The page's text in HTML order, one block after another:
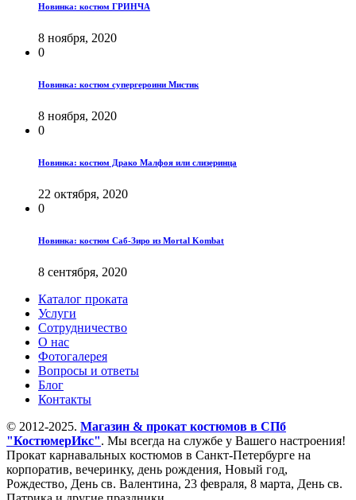
Новинка: костюм ГРИНЧА
8 ноября, 2020
0
Новинка: костюм супергероини Мистик
8 ноября, 2020
0
Новинка: костюм Драко Малфоя или слизеринца
22 октября, 2020
0
Новинка: костюм Саб-Зиро из Mortal Kombat
8 сентября, 2020
Каталог проката
Услуги
Сотрудничество
О нас
Фотогалерея
Вопросы и ответы
Блог
Контакты
© 2012-2025. Магазин & прокат костюмов в СПб
"КостюмерИкс". Мы всегда на службе у Вашего настроения!
Прокат карнавальных костюмов в Санкт-Петербурге на
корпоратив, вечеринку, день рождения, Новый год,
Рождество, День св. Валентина, 23 февраля, 8 марта, День св.